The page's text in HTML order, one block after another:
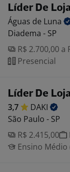
Líder De
Águas de Luna
Diadema - SP
R$ 2.700,00 a
Presencial
Líder De
3,7
DAKI
São Paulo - SP
R$ 2.415,00
Ensino Médio